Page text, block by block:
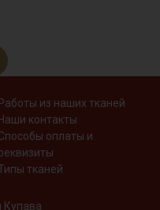
Работы из наших тканей
Наши контакты
оплаты и
тканей
Купава